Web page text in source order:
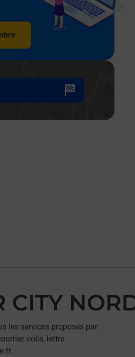
les services proposés par
colis, lettre